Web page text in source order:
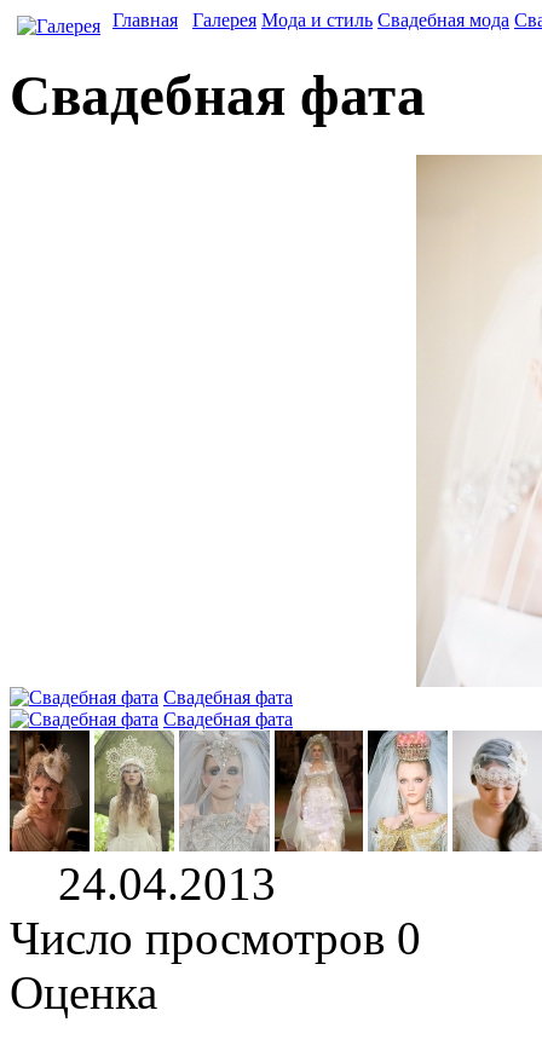
Главная Галерея Мода и стиль Свадебная мода
Свадебная фата
Свадебная фата
Свадебная фата
24.04.2013
Число просмотров 0
Оценка